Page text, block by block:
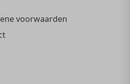
voorwaarden